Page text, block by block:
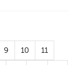
9 10 11